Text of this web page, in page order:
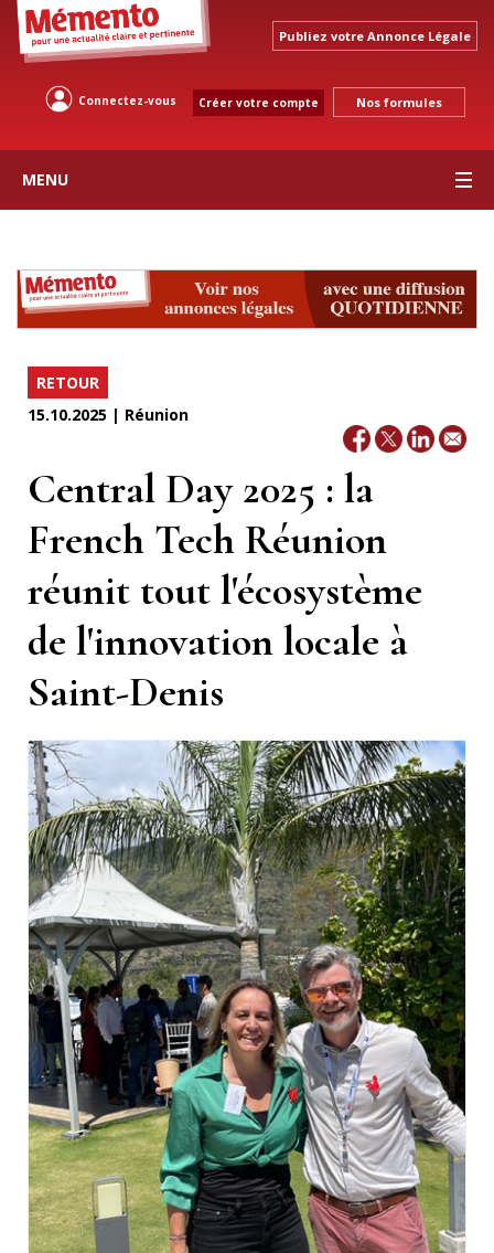
Publiez votre Annonce Légale
Connectez-vous Créer votre compte Nos formules
MENU
RETOUR
15.10.2025 | Réunion
Central Day 2025 : la
French Tech Réunion
réunit tout l'écosystème
de l'innovation locale à
Saint-Denis